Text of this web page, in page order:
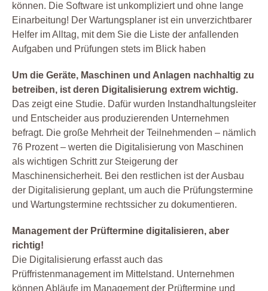
können. Die Software ist unkompliziert und ohne lange
Einarbeitung! Der Wartungsplaner ist ein unverzichtbarer
Helfer im Alltag, mit dem Sie die Liste der anfallenden
Aufgaben und Prüfungen stets im Blick haben
Um die Geräte, Maschinen und Anlagen nachhaltig zu
betreiben, ist deren Digitalisierung extrem wichtig.
Das zeigt eine Studie. Dafür wurden Instandhaltungsleiter
und Entscheider aus produzierenden Unternehmen
befragt. Die große Mehrheit der Teilnehmenden – nämlich
76 Prozent – werten die Digitalisierung von Maschinen
als wichtigen Schritt zur Steigerung der
Maschinensicherheit. Bei den restlichen ist der Ausbau
der Digitalisierung geplant, um auch die Prüfungstermine
und Wartungstermine rechtssicher zu dokumentieren.
Management der Prüftermine digitalisieren, aber
richtig!
Die Digitalisierung erfasst auch das
Prüffristenmanagement im Mittelstand. Unternehmen
können Abläufe im Management der Prüftermine und